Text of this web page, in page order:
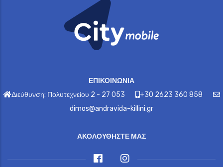
ΕΠΙΚΟΙΝΩΝΙΑ
Διεύθυνση: Πολυτεχνείου 2 - 27 053
+30 2623 360 858
dimos@andravida-killini.gr
ΑΚΟΛΟΥΘΗΣΤΕ ΜΑΣ